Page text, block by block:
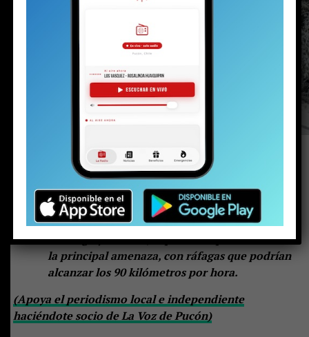
Hasta 60 centímetros de nieve se acumulan en
los sectores altos de la comuna. Para el
domingo y el lunes, el puelche aparece como
la principal amenaza, con ráfagas que podrían
alcanzar los 90 kilómetros por hora.
(Apoya el periodismo local e independiente
haciéndote socio de La Voz de Pucón)